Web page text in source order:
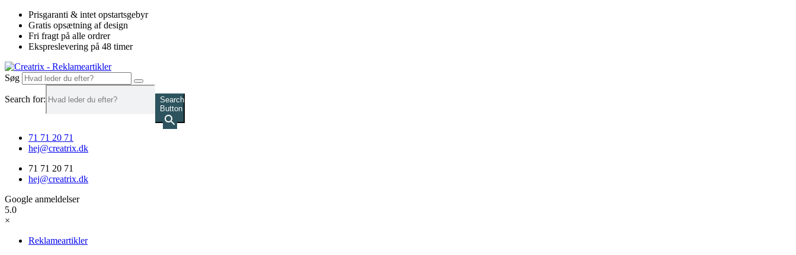
Videre
indhold
Prisgaranti & intet opstartsgebyr
Gratis opsætning af design
Fri fragt på alle ordrer
Ekspreslevering på 48 timer
Søg
Search for:
Search
Button
71 71 20 71
hej@creatrix.dk
71 71 20 71
hej@creatrix.dk
Google anmeldelser
5.0
×
Reklameartikler